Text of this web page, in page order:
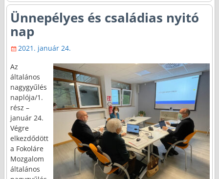
Ünnepélyes és családias nyitó
nap
2021. január 24.
Az
általános
nagygyűlés
naplója/1.
rész –
január 24.
Végre
elkezdődött
a Fokoláre
Mozgalom
általános